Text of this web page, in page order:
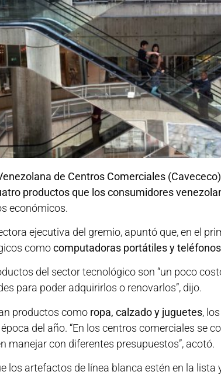
de Centros Comerciales (Cavececo)
productos que los consumidores
económicos.
ejecutiva del gremio, apuntó que, en el
comocomputadoras portátiles y
del sector tecnológico son “un poco
para poder adquirirlos o renovarlos”, dijo.
productos como ropa, calzado y juguetes,
del año. “En los centros comerciales se
manejar con diferentes presupuestos”, acotó.
los artefactos de línea blanca estén en la